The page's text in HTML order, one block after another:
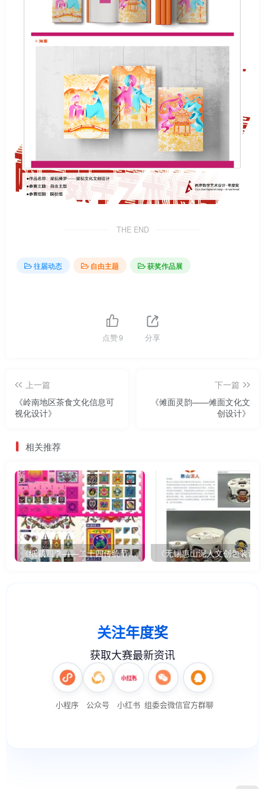
THE END
往届动态 自由主题 获奖作品展
点赞9 分享
上一篇
《岭南地区茶食文化信息可
视化设计》
下一篇
《傩面灵韵——傩面文化文
创设计》
相关推荐
《纸裁四季——二十四传统节气文创设计》 《无锡惠山泥人文创包装设